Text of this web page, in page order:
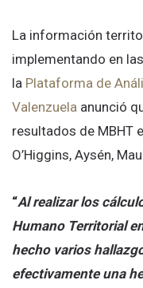
La información
implementando en
la Plataforma de
Valenzuela anunció
resultados de MBHT
O’Higgins, Aysén,
“Al realizar los
Humano Territorial
hecho varios
efectivamente una